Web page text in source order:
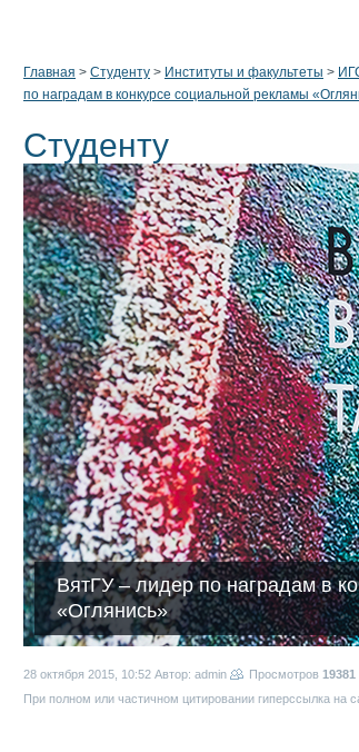
Главная > Студенту > Институты и факультеты >
по наградам в конкурсе социальной рекламы
Студенту
ВятГУ – лидер по наградам в
«Оглянись»
28 октября 2015, 10:52 Автор: admin Просмотров 19381
При полном или частичном цитировании гиперссылка на